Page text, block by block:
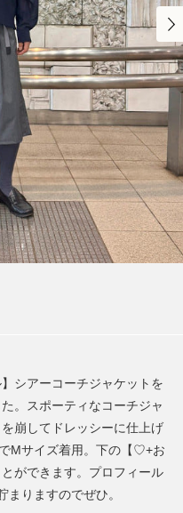
シアーコーチジャケットを
。スポーティなコーチジャ
崩してドレッシーに仕上げ
Mサイズ着用。下の【♡+お
ができます。プロフィール
りますのでぜひ。